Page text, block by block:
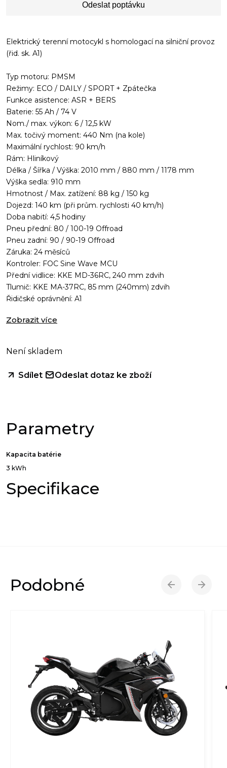
Odeslat poptávku
Elektrický terenní motocykl s homologací na silniční provoz
(řid. sk. A1)
Typ motoru: PMSM
Režimy: ECO / DAILY / SPORT + Zpátečka
Funkce asistence: ASR + BERS
Baterie: 55 Ah / 74 V
Nom./ max. výkon: 6 / 12,5 kW
Max. točivý moment: 440 Nm (na kole)
Maximální rychlost: 90 km/h
Rám: Hliníkový
Délka / Šířka / Výška: 2010 mm / 880 mm / 1178 mm
Výška sedla: 910 mm
Hmotnost / Max. zatížení: 88 kg / 150 kg
Dojezd: 140 km (při prům. rychlosti 40 km/h)
Doba nabití: 4,5 hodiny
Pneu přední: 80 / 100-19 Offroad
Pneu zadní: 90 / 90-19 Offroad
Záruka: 24 měsíců
Kontroler: FOC Sine Wave MCU
Přední vidlice: KKE MD-36RC, 240 mm zdvih
Tlumič: KKE MA-37RC, 85 mm (240mm) zdvih
Řidičské oprávnění: A1
Zobrazit více
Není skladem
Sdílet Odeslat dotaz ke zboží
Specifikace
Parametry
Kapacita batérie
3 kWh
Podobné